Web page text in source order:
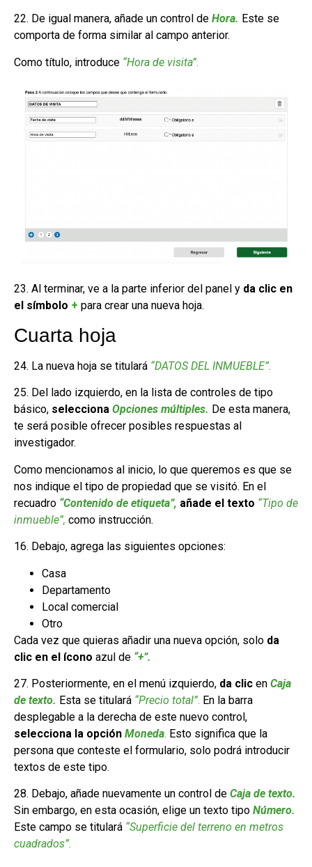
22. De igual manera, añade un control de Hora. Este se
comporta de forma similar al campo anterior.
Como título, introduce “Hora de visita”.
23. Al terminar, ve a la parte inferior del panel y da clic en
el símbolo + para crear una nueva hoja.
Cuarta hoja
24. La nueva hoja se titulará “DATOS DEL INMUEBLE”.
25. Del lado izquierdo, en la lista de controles de tipo
básico, selecciona Opciones múltiples. De esta manera,
te será posible ofrecer posibles respuestas al
investigador.
Como mencionamos al inicio, lo que queremos es que se
nos indique el tipo de propiedad que se visitó. En el
recuadro “Contenido de etiqueta”, añade el texto “Tipo de
inmueble”, como instrucción.
16. Debajo, agrega las siguientes opciones:
Casa
Departamento
Local comercial
Otro
Cada vez que quieras añadir una nueva opción, solo da
clic en el ícono azul de “+”.
27. Posteriormente, en el menú izquierdo, da clic en Caja
de texto. Esta se titulará “Precio total”. En la barra
desplegable a la derecha de este nuevo control,
selecciona la opción Moneda. Esto significa que la
persona que conteste el formulario, solo podrá introducir
textos de este tipo.
28. Debajo, añade nuevamente un control de Caja de texto.
Sin embargo, en esta ocasión, elige un texto tipo Número.
Este campo se titulará “Superficie del terreno en metros
cuadrados”.